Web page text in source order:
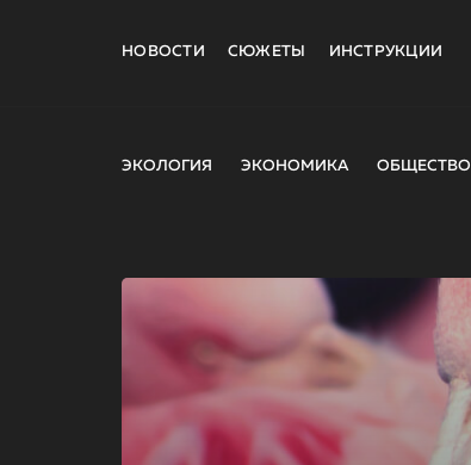
НОВОСТИ СЮЖЕТЫ ИНСТРУКЦИИ
ЭКОЛОГИЯ ЭКОНОМИКА ОБЩЕСТВО